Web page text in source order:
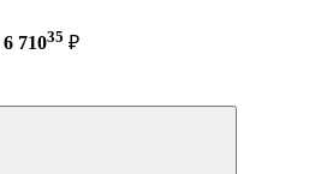
6 71035 ₽